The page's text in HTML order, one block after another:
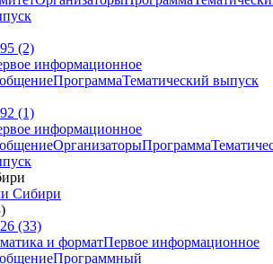
(2)
информационное
ПрограммаТематический выпуск
(1)
информационное
ОрганизаторыПрограмма
Сибири
(33)
и форматПервое информационное
Программный